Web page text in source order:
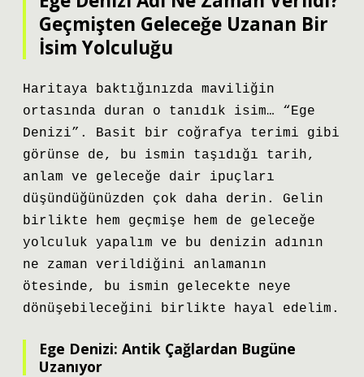
Geçmişten Geleceğe Uzanan Bir
İsim Yolculuğu
Haritaya baktığınızda maviliğin
ortasında duran o tanıdık isim… “Ege
Denizi”. Basit bir coğrafya terimi gibi
görünse de, bu ismin taşıdığı tarih,
anlam ve geleceğe dair ipuçları
düşündüğünüzden çok daha derin. Gelin
birlikte hem geçmişe hem de geleceğe
yolculuk yapalım ve bu denizin adının
ne zaman verildiğini anlamanın
ötesinde, bu ismin gelecekte neye
dönüşebileceğini birlikte hayal edelim.
Ege Denizi: Antik Çağlardan Bugüne
Uzanıyor